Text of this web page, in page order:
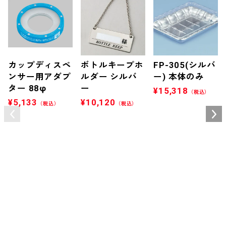
カップディスペ
ンサー用アダプ
ター 88φ
¥5,133 （税込）
ボトルキープホ
ルダー シルバ
ー
¥10,120 （税込）
FP-305(シルバ
ー) 本体のみ
¥15,318 （税込）